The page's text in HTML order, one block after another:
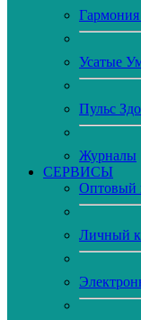
Усатые
Пульс
Журналы
CЕРВИСЫ
Оптовый
Личный